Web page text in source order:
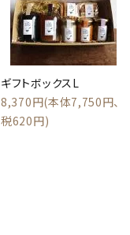
ギフトボックスL
8,370円(本体7,750円、
税620円)